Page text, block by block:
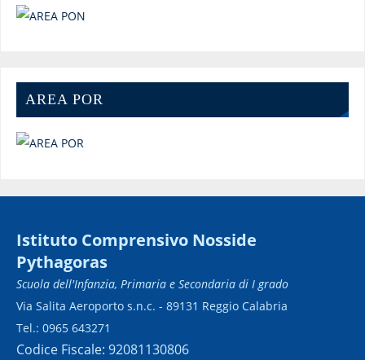
AREA POR
Istituto Comprensivo Nosside
Pythagoras
Scuola dell'Infanzia, Primaria e Secondaria di I grado
Via Salita Aeroporto s.n.c. - 89131 Reggio Calabria
Tel.: 0965 643271
Codice Fiscale: 92081130806